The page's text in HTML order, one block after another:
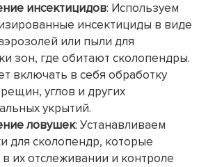
инсектицидов: Используем
инсектициды в виде
или пыли для
зон, где обитают сколопендры.
включать в себя обработку
углов и других
укрытий.
ловушек: Устанавливаем
для сколопендр, которые
их отслеживании и контроле